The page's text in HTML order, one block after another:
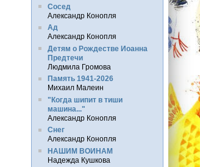
Сосед
Александр Конопля
Ад
Александр Конопля
Детям о Рождестве Иоанна
Предтечи
Людмила Громова
Память 1941-2026
Михаил Малеин
"Когда шипит в тиши
машина..."
Александр Конопля
Снег
Александр Конопля
НАШИМ ВОИНАМ
Надежда Кушкова